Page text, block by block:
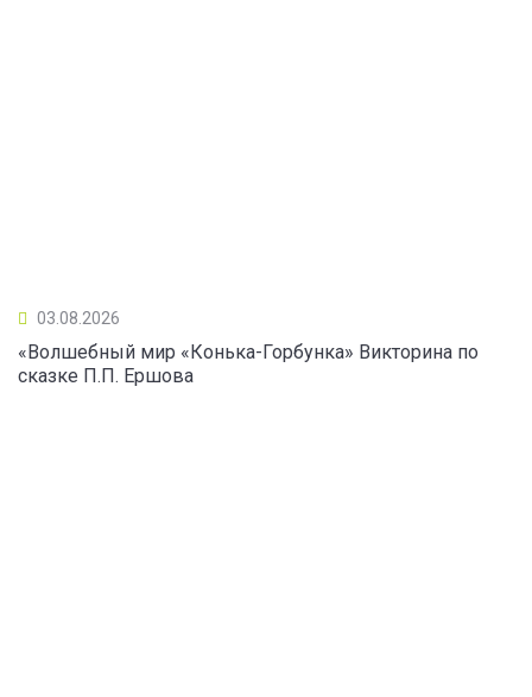
03.08.2026
«Волшебный мир «Конька-Горбунка» Викторина по
сказке П.П. Ершова